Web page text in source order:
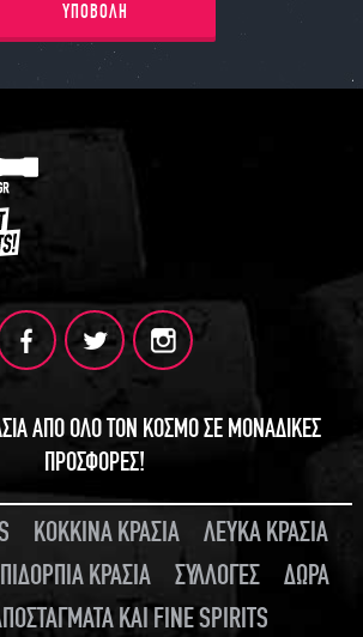
ΥΠΟΒΟΛΗ
ΑΠΟ ΟΛΟ ΤΟΝ ΚΟΣΜΟ ΣΕ ΜΟΝΑΔΙΚΕΣ
ΠΡΟΣΦΟΡΕΣ!
ΚΟΚΚΙΝΑ ΚΡΑΣΙΑ
ΛΕΥΚΑ ΚΡΑΣΙΑ
ΚΡΑΣΙΑ
ΣΥΛΛΟΓΕΣ
ΔΩΡΑ
ΚΑΙ FINE SPIRITS